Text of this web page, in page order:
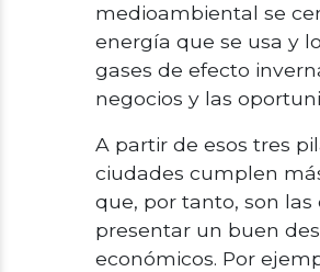
medioambiental se
energía que se usa y
gases de efecto
negocios y las
A partir de esos tres
ciudades cumplen
que, por tanto, son
presentar un buen
económicos. Por